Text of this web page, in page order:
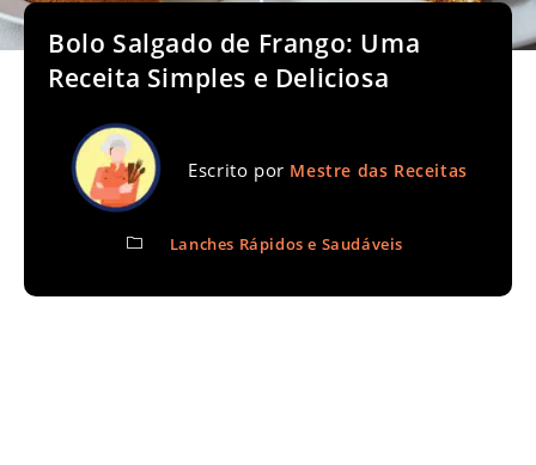
Bolo Salgado de Frango: Uma
Receita Simples e Deliciosa
Escrito por Mestre das Receitas
Lanches Rápidos e Saudáveis